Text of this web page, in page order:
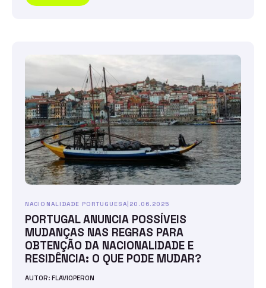
NACIONALIDADE PORTUGUESA| 20.06.2025
PORTUGAL ANUNCIA POSSÍVEIS
MUDANÇAS NAS REGRAS PARA
OBTENÇÃO DA NACIONALIDADE E
RESIDÊNCIA: O QUE PODE MUDAR?
AUTOR: FLAVIOPERON